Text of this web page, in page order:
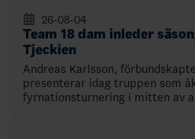
Team 18 dam inleder
Tjeckien
26-08-04
Andreas Karlsson,
presenterar idag truppen som
fyrnationsturnering i mitten av